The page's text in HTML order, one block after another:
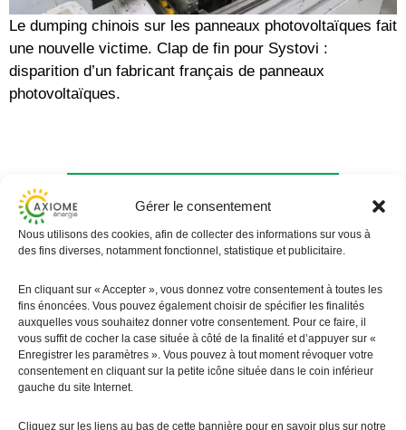
Gérer le consentement
Nous utilisons des cookies, afin de collecter des informations sur vous à
des fins diverses, notamment fonctionnel, statistique et publicitaire.
En cliquant sur « Accepter », vous donnez votre consentement à toutes les
fins énoncées. Vous pouvez également choisir de spécifier les finalités
auxquelles vous souhaitez donner votre consentement. Pour ce faire, il
vous suffit de cocher la case située à côté de la finalité et d’appuyer sur «
Enregistrer les paramètres ». Vous pouvez à tout moment révoquer votre
consentement en cliquant sur la petite icône située dans le coin inférieur
gauche du site Internet.
Cliquez sur les liens au bas de cette bannière pour en savoir plus sur notre
Le dumping chinois sur les panneaux photovoltaïques fait
une nouvelle victime. Clap de fin pour Systovi :
disparition d’un fabricant français de panneaux
photovoltaïques.
Je simule ma centrale
solaire photovoltaïque
photovoltaïque à Aspach
Simulateur